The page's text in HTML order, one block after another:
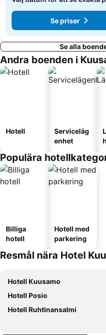
Se priser
Se alla
Andra boenden i
Hotell
Serviceläg
enhet
Populära
Billiga
hotell
Hotell med
parkering
Resmål nära Hotel
Hotell Kuusamo
Hotell Posio
Hotell Ruhtinansalmi